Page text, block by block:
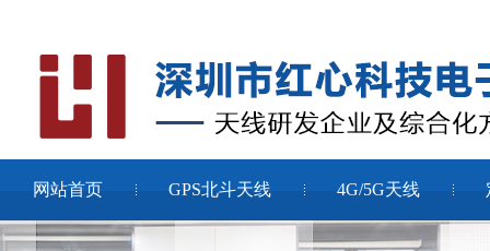
网站首页 GPS北斗天线 4G/5G天线